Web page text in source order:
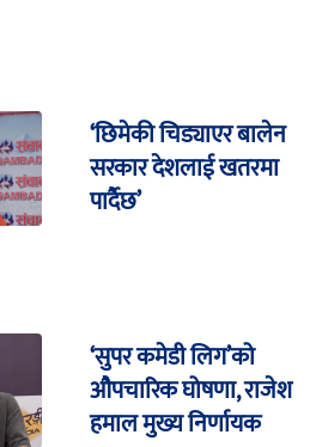
‘छिमेकी चिड्याएर बालेन
सरकार देशलाई खतरमा
पार्दैछ’
‘सुपर कमेडी लिग’को
औपचारिक घोषणा, राजेश
हमाल मुख्य निर्णायक